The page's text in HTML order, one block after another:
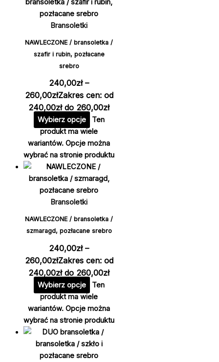
Bransoletki
NAWLECZONE / bransoletka /
szafir i rubin, pozłacane
srebro
240,00zł –
260,00złZakres cen: od
240,00zł do 260,00zł
Wybierz opcje
Ten
produkt ma wiele
wariantów. Opcje można
wybrać na stronie produktu
Bransoletki
NAWLECZONE / bransoletka /
szmaragd, pozłacane srebro
240,00zł –
260,00złZakres cen: od
240,00zł do 260,00zł
Wybierz opcje
Ten
produkt ma wiele
wariantów. Opcje można
wybrać na stronie produktu